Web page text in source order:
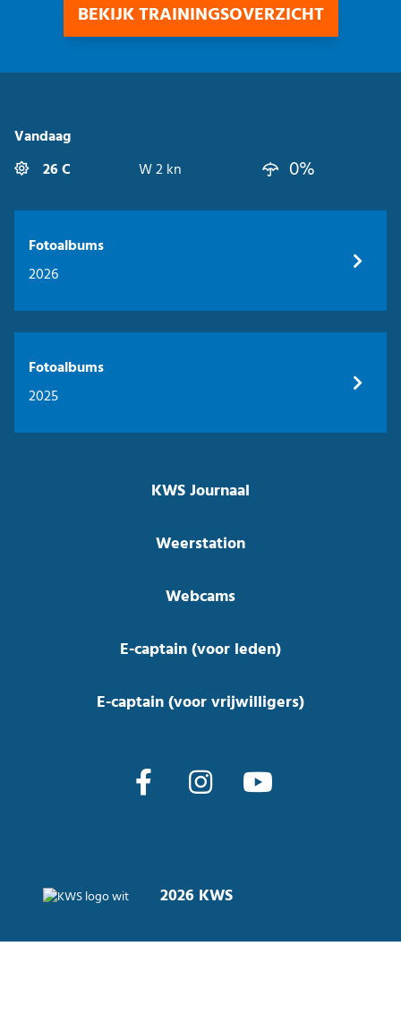
BEKIJK TRAININGSOVERZICHT
Vandaag
26 C
W 2 kn 0%
Fotoalbums
2026
Fotoalbums
2025
KWS Journaal
Weerstation
Webcams
E-captain (voor leden)
E-captain (voor vrijwilligers)
2026 KWS